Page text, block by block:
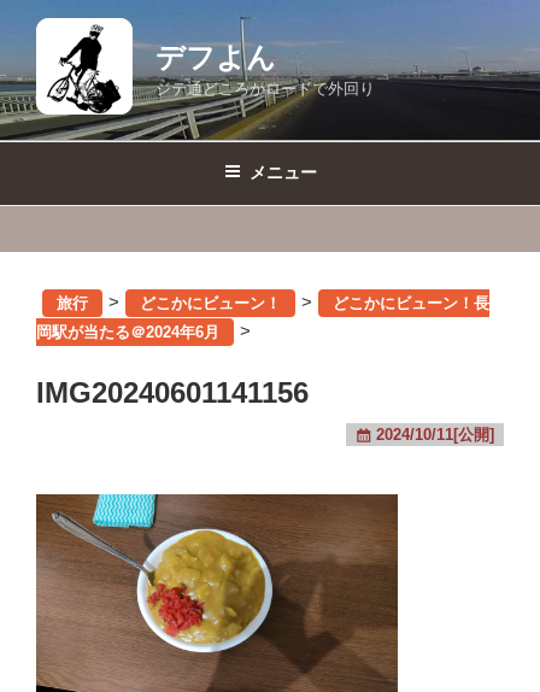
テ
ン
ツ
デフよん
ジテ通どころかロードで外回り
メニュー
旅行 > どこかにビューン！ >
どこかにビューン！長
岡駅が当たる＠2024年6月
>
IMG20240601141156
2024/10/11[公開]